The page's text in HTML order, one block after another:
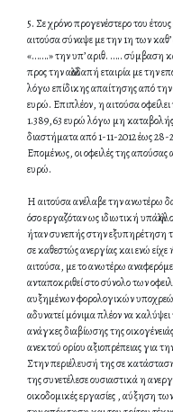
5. Σε χρόνο προγενέστερο του
αιτούσα σύναψε με την 1η των
«…….» την υπ’ αριθ. ….. σύμβαση
προς την αλλοδαπή εταιρία με την
λόγω επίδικης απαίτησης από
ευρώ. Επιπλέον, η αιτούσα
1.389,63 ευρώ λόγω μη
διαστήματα από 1-11-2012 έως 28-
Επομένως, οι οφειλές της
ευρώ.
Η αιτούσα ανέλαβε την ανωτέρω
όσο εργαζόταν ως ιδιωτική
ήταν συνεπής στην εξυπηρέτηση
σε καθεστώς ανεργίας και ενώ
αιτούσα, με το ανωτέρω
ανταποκριθεί στο σύνολο των
αυξημένων φορολογικών
αδυνατεί μόνιμα πλέον να καλύψει
ανάγκες διαβίωσης της
ανεκτού ορίου αξιοπρέπειας για
Στην περιέλευσή της σε
της συνετέλεσε ουσιαστικά η
οικοδομικές εργασίες , αύξηση